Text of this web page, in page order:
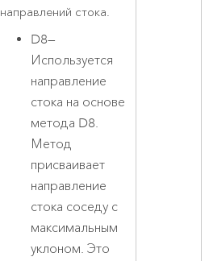
направлений стока.
D8—
Используется
направление
стока на основе
метода D8.
Метод
присваивает
направление
стока соседу с
максимальным
уклоном. Это